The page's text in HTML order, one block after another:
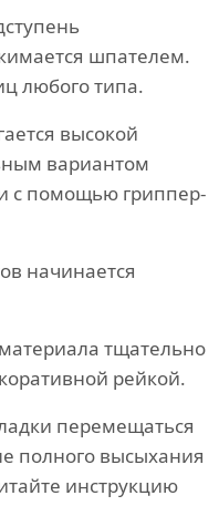
шпателем.
любого типа.
высокой
вариантом
с помощью гриппер-
начинается
тщательно
рейкой.
перемещаться
полного высыхания
инструкцию